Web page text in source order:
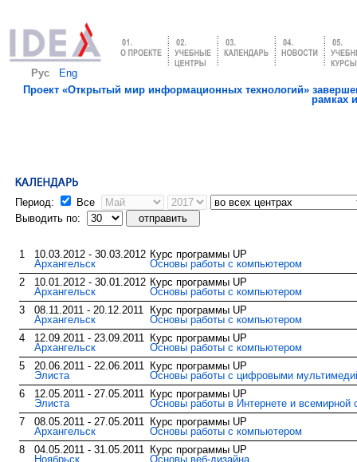
Рус
Eng
Проект «Открытый мир информационных технологий»
рамках
Период:
Все
Выводить по:
1
10.03.2012 - 30.03.2012
Архангельск
Курс программы UP
Основы работы с компьютером
2
10.01.2012 - 30.01.2012
Архангельск
Курс программы UP
Основы работы с компьютером
3
08.11.2011 - 20.12.2011
Архангельск
Курс программы UP
Основы работы с компьютером
4
12.09.2011 - 23.09.2011
Архангельск
Курс программы UP
Основы работы с компьютером
5
20.06.2011 - 22.06.2011
Элиста
Курс программы UP
Основы работы с цифровыми
6
12.05.2011 - 27.05.2011
Элиста
Курс программы UP
Основы работы в Интернете и всемирной
7
08.05.2011 - 27.05.2011
Архангельск
Курс программы UP
Основы работы с компьютером
8
04.05.2011 - 31.05.2011
Ноябрьск
Курс программы UP
Основы веб-дизайна